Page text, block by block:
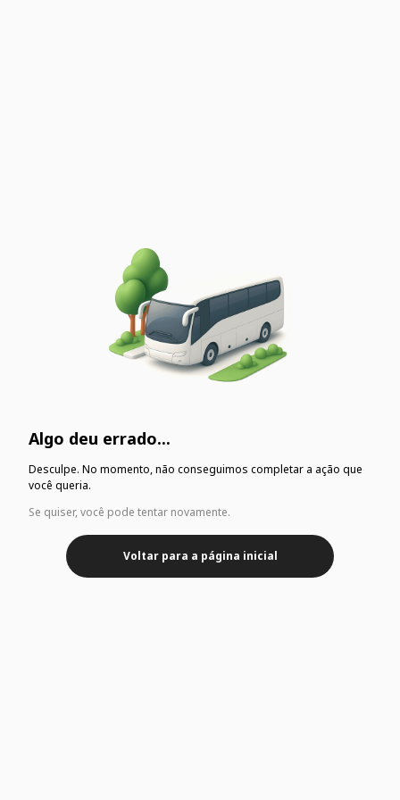
Algo deu errado...
Desculpe. No momento, não conseguimos completar a ação que
você queria.
Se quiser, você pode tentar novamente.
Voltar para a página inicial